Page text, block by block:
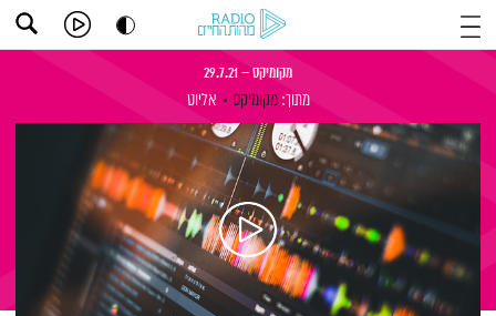
מקומיקס – 29.7.21
מתוך: מקומיקס אליוט